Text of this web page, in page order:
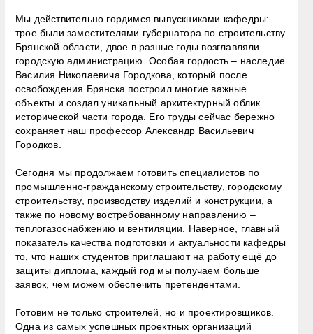
Мы действительно гордимся выпускниками кафедры:
трое были заместителями губернатора по строительству
Брянской области, двое в разные годы возглавляли
городскую администрацию. Особая гордость – наследие
Василия Николаевича Городкова, который после
освобождения Брянска построил многие важные
объекты и создал уникальный архитектурный облик
исторической части города. Его труды сейчас бережно
сохраняет наш профессор Александр Васильевич
Городков.
Сегодня мы продолжаем готовить специалистов по
промышленно-гражданскому строительству, городскому
строительству, производству изделий и конструкции, а
также по новому востребованному направлению –
теплогазоснабжению и вентиляции. Наверное, главный
показатель качества подготовки и актуальности кафедры
то, что наших студентов приглашают на работу ещё до
защиты диплома, каждый год мы получаем больше
заявок, чем можем обеспечить претендентами.
Готовим не только строителей, но и проектировщиков.
Одна из самых успешных проектных организаций